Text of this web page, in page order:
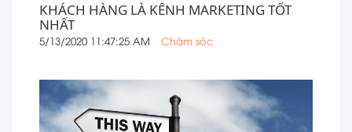
KHÁCH HÀNG LÀ KÊNH MARKETING TỐT
NHẤT
5/13/2020 11:47:25 AM Chăm sóc